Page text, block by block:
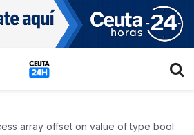
array offset on value of type bool